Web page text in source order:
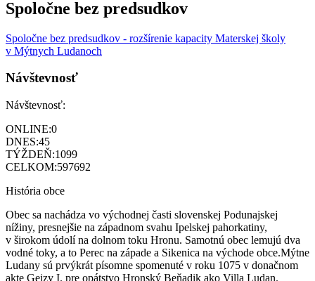
Spoločne bez predsudkov
Spoločne bez predsudkov - rozšírenie kapacity Materskej školy
v Mýtnych Ludanoch
Návštevnosť
Návštevnosť:
ONLINE:0
DNES:45
TÝŽDEŇ:1099
CELKOM:597692
História obce
Obec sa nachádza vo východnej časti slovenskej Podunajskej
nížiny, presnejšie na západnom svahu Ipelskej pahorkatiny,
v širokom údolí na dolnom toku Hronu. Samotnú obec lemujú dva
vodné toky, a to Perec na západe a Sikenica na východe obce.Mýtne
Ludany sú prvýkrát písomne spomenuté v roku 1075 v donačnom
akte Gejzy I. pre opátstvo Hronský Beňadik ako Villa Ludan.